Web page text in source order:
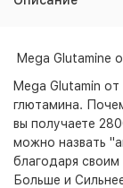
Mega Glutamine
Mega Glutamin
глютамина.
вы получаете
можно назвать
благодаря
Больше и